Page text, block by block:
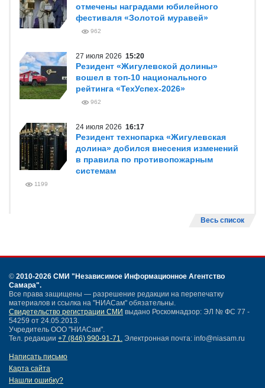
отмечены наградами юбилейного
фестиваля «Золотой муравей»
962
27 июля 2026 15:20
Резидент «Жигулевской долины»
вошел в топ-10 национального
рейтинга «ТехУспех-2026»
962
24 июля 2026 16:17
Резидент технопарка «Жигулевская
долина» добился внесения изменений
в правила по противопожарным
системам
1199
Весь список
© 2010-2026 СМИ "Независимое Информационное Агентство
Самара".
Все права защищены — разрешение редакции на перепечатку
материалов и ссылка на "НИАСам" обязательны.
Свидетельство регистрации СМИ выдано Роскомнадзор: ЭЛ № ФС 77 -
54259 от 24.05.2013.
Учредитель ООО "НИАСам".
Тел. редакции +7 (846) 990-91-71. Электронная почта: info@niasam.ru
Написать письмо
Карта сайта
Нашли ошибку?